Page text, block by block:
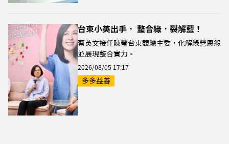
台東小英出手， 整合綠，裂解藍！
蔡英文接任陳瑩台東競總主委，化解綠營恩怨
並展現整合實力。
2026/08/05 17:17
多多益善